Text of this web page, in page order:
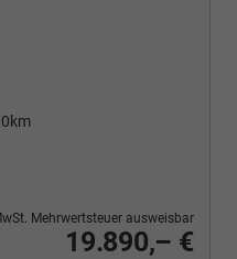
19.890,– €
Mehrwertsteuer ausweisbar